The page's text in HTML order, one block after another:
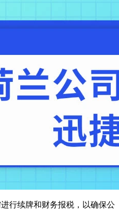
行续牌和财务报税，以确保公